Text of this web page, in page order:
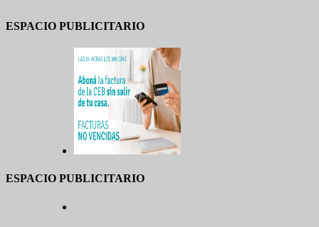
ESPACIO PUBLICITARIO
ESPACIO PUBLICITARIO